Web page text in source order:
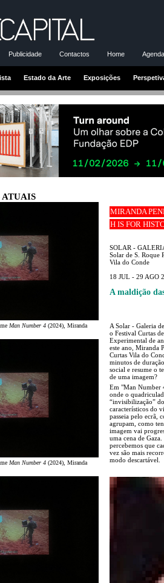
Publicidade Contactos Home
Estado da Arte Exposições
ATUAIS
Man Number 4 (2024), Miranda
Man Number 4 (2024), Miranda
MIRANDA
H IS FOR
SOLAR -
Solar de S. Roque
Vila do Conde
18 JUL - 29 AGO
A maldição
A Solar - Galeria
o Festival Curtas
Experimental de
este ano, Miranda
Curtas Vila do
minutos de
social e resume o
de uma imagem?
Em "Man Number
onde o
“invisibilização”
característicos do
passeia pelo ecrã,
agrupam, como
imagem vai
uma cena de
percebemos que
vez são mais
modo descartável.